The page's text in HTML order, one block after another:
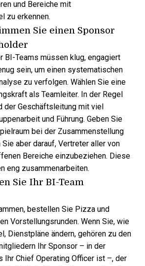
und Bereiche mit
zu erkennen.
Sie einen Sponsor
BI-Teams müssen klug, engagiert
sein, um einen systematischen
zu verfolgen. Wählen Sie eine
als Teamleiter. In der Regel
der Geschäftsleitung mit viel
und Führung. Geben Sie
bei der Zusammenstellung
Sie aber darauf, Vertreter aller von
Bereiche einzubeziehen. Diese
eng zusammenarbeiten.
Sie Ihr BI-Team
bestellen Sie Pizza und
Vorstellungsrunden. Wenn Sie, wie
Dienstpläne ändern, gehören zu den
Ihr Sponsor – in der
Ihr Chief Operating Officer ist –, der